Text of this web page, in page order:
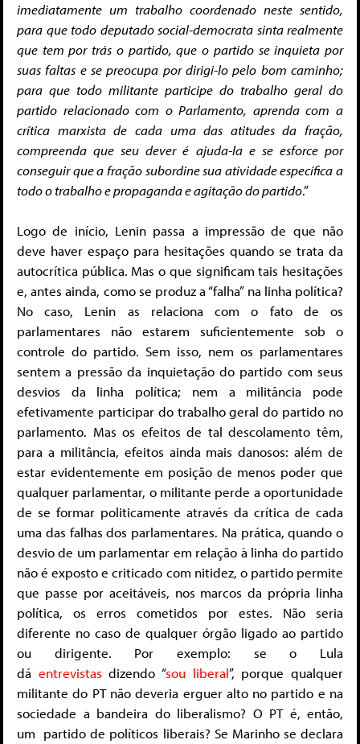
imediatamente um trabalho coordenado neste sentido,
para que todo deputado social-democrata sinta realmente
que tem por trás o partido, que o partido se inquieta por
suas faltas e se preocupa por dirigi-lo pelo bom caminho;
para que todo militante participe do trabalho geral do
partido relacionado com o Parlamento, aprenda com a
crítica marxista de cada uma das atitudes da fração,
compreenda que seu dever é ajuda-la e se esforce por
conseguir que a fração subordine sua atividade específica a
todo o trabalho e propaganda e agitação do partido.”
Logo de início, Lenin passa a impressão de que não
deve haver espaço para hesitações quando se trata da
autocrítica pública. Mas o que significam tais hesitações
e, antes ainda, como se produz a “falha” na linha política?
No caso, Lenin as relaciona com o fato de os
parlamentares não estarem suficientemente sob o
controle do partido. Sem isso, nem os parlamentares
sentem a pressão da inquietação do partido com seus
desvios da linha política; nem a militância pode
efetivamente participar do trabalho geral do partido no
parlamento. Mas os efeitos de tal descolamento têm,
para a militância, efeitos ainda mais danosos: além de
estar evidentemente em posição de menos poder que
qualquer parlamentar, o militante perde a oportunidade
de se formar politicamente através da crítica de cada
uma das falhas dos parlamentares. Na prática, quando o
desvio de um parlamentar em relação à linha do partido
não é exposto e criticado com nitidez, o partido permite
que passe por aceitáveis, nos marcos da própria linha
política, os erros cometidos por estes. Não seria
diferente no caso de qualquer órgão ligado ao partido
ou dirigente. Por exemplo: se o Lula
dá entrevistas dizendo “sou liberal”, porque qualquer
militante do PT não deveria erguer alto no partido e na
sociedade a bandeira do liberalismo? O PT é, então,
um partido de políticos liberais? Se Marinho se declara